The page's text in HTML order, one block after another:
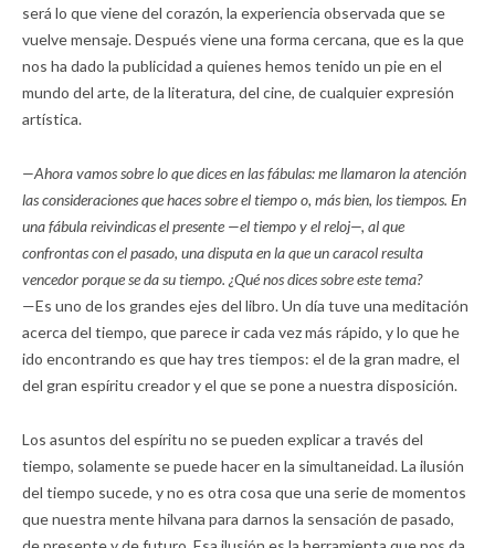
será lo que viene del corazón, la experiencia observada que se
vuelve mensaje. Después viene una forma cercana, que es la que
nos ha dado la publicidad a quienes hemos tenido un pie en el
mundo del arte, de la literatura, del cine, de cualquier expresión
artística.
—Ahora vamos sobre lo que dices en las fábulas: me llamaron la atención
las consideraciones que haces sobre el tiempo o, más bien, los tiempos. En
una fábula reivindicas el presente —el tiempo y el reloj—, al que
confrontas con el pasado, una disputa en la que un caracol resulta
vencedor porque se da su tiempo. ¿Qué nos dices sobre este tema?
—Es uno de los grandes ejes del libro. Un día tuve una meditación
acerca del tiempo, que parece ir cada vez más rápido, y lo que he
ido encontrando es que hay tres tiempos: el de la gran madre, el
del gran espíritu creador y el que se pone a nuestra disposición.
Los asuntos del espíritu no se pueden explicar a través del
tiempo, solamente se puede hacer en la simultaneidad. La ilusión
del tiempo sucede, y no es otra cosa que una serie de momentos
que nuestra mente hilvana para darnos la sensación de pasado,